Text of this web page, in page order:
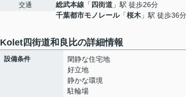
交通
総武本線 「 四街道 」駅 徒歩26分
千葉都市モノレール「桜木 」駅 徒歩36分
Kolet四街道和良比の詳細情報
設備条件
閑静な住宅地
好立地
静かな環境
駐輪場